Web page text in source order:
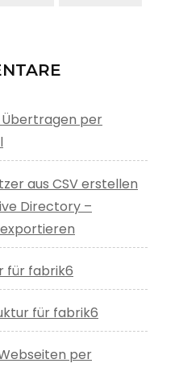
Übertragen per
aus CSV erstellen
Directory –
für fabrik6
für fabrik6
per